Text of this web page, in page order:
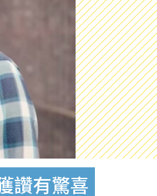
讚有驚喜